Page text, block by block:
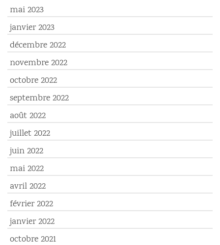
mai 2023
janvier 2023
décembre 2022
novembre 2022
octobre 2022
septembre 2022
août 2022
juillet 2022
juin 2022
mai 2022
avril 2022
février 2022
janvier 2022
octobre 2021